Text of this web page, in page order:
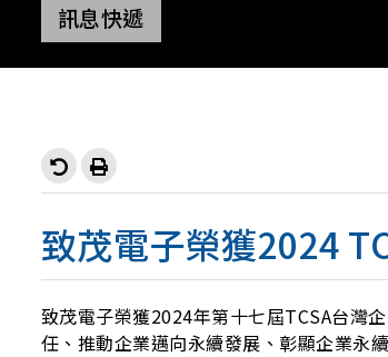
訊息快遞
致茂電子榮獲2024
致茂電子榮獲2024年第十七屆TCSA台灣
任、推動企業邁向永續發展、彰顯企業永